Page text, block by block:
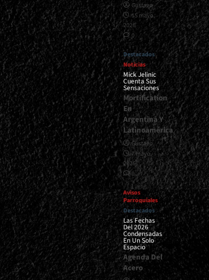
Gustavo
15 mayo,
2026
0
Destacados
Noticias
Mick Jelinic
Cuenta Sus
Sensaciones
Mortification
En
Argentina Y
Latinoamérica
Gustavo
7 mayo,
2026
0
Avisos
Parroquiales
Destacados
Las Fechas
Del 2026
Condensadas
En Un Solo
Espacio
Agenda Del
Acero